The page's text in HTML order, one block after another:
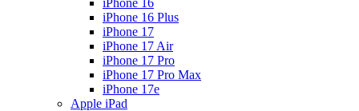
iPhone 16
iPhone 16 Plus
iPhone 17
iPhone 17 Air
iPhone 17 Pro
iPhone 17 Pro Max
iPhone 17e
Apple iPad